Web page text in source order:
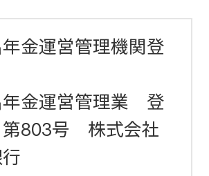
でご選択いただきます。運用の結果によ
じる可能性があります。
終了するまでの間、所定の手数料がかか
入者等期間が10年に満たない場合、段階
受取りを開始できる年齢が遅くなりま
した場合などで通算加入者等期間がない
金運営管理機関登
年金運営管理業 登
803号 株式会社